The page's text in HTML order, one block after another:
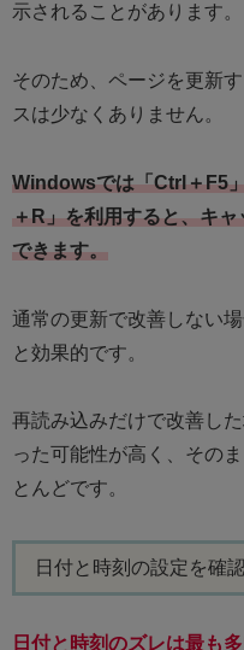
示されることがあります。
そのため、ページを更新
スは少なくありません。
Windowsでは「Ctrl＋F5
＋R」を利用すると、キ
できます。
通常の更新で改善しない
と効果的です。
再読み込みだけで改善し
った可能性が高く、その
とんどです。
日付と時刻の設定を確
日付と時刻のズレは最も